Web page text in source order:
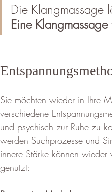
Die Klangmassage
Eine
Sie möchten wieder in Ihre
verschiedene
und psychisch zur Ruhe zu
werden Suchprozesse und
innere Stärke können
genutzt: